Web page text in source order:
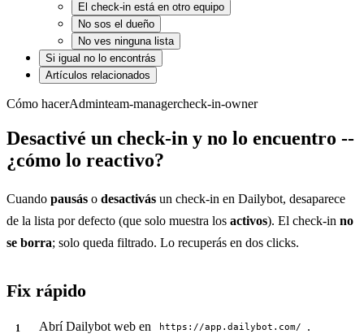
El check-in está en otro equipo
No sos el dueño
No ves ninguna lista
Si igual no lo encontrás
Artículos relacionados
Cómo hacerAdminteam-managercheck-in-owner
Desactivé un check-in y no lo encuentro --
¿cómo lo reactivo?
Cuando pausás o desactivás un check-in en Dailybot, desaparece
de la lista por defecto (que solo muestra los activos). El check-in no
se borra; solo queda filtrado. Lo recuperás en dos clicks.
Fix rápido
Abrí Dailybot web en https://app.dailybot.com/ .